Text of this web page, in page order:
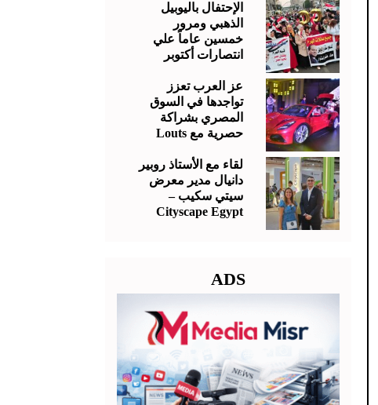
الإحتفال باليوبيل
الذهبي ومرور
خمسين عاماً علي
انتصارات أكتوبر
عز العرب تعزز
تواجدها في السوق
المصري بشراكة
حصرية مع Louts
لقاء مع الأستاذ روبير
دانيال مدير معرض
سيتي سكيب –
Cityscape Egypt
ADS